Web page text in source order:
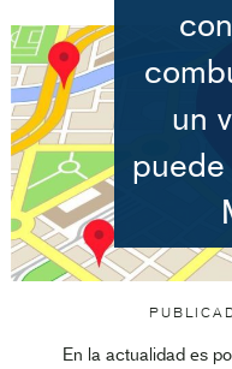
un
En la actualidad es